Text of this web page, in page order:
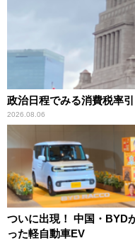
政治日程でみる消費税率
2026.08.06
ついに出現！ 中国・BYD
った軽自動車EV